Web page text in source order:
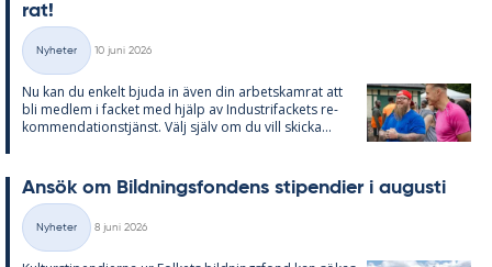
rat!
Kategorier
Nyheter
10 juni 2026
Nu kan du en­kelt bju­da in även din ar­bets­kam­rat att
bli med­lem i fac­ket med hjälp av In­du­stri­fac­kets re­
kom­men­da­tions­tjänst. Välj själv om du vill skic­ka...
An­sök om Bild­nings­fon­dens sti­pen­di­er i au­gusti
Kategorier
Nyheter
8 juni 2026